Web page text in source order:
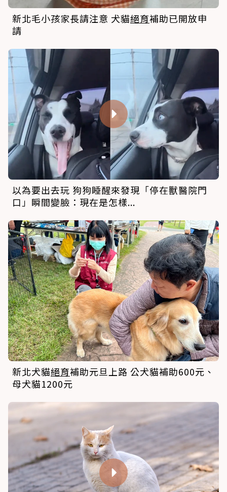
新北毛小孩家長請注意 犬貓絕育補助已開放申
請
以為要出去玩 狗狗睡醒來發現「停在獸醫院門
口」瞬間變臉：現在是怎樣...
新北犬貓絕育補助元旦上路 公犬貓補助600元、
母犬貓1200元